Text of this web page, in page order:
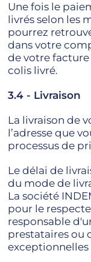
Une fois le
livrés selon les
pourrez
dans votre
de votre
colis livré.
3.4 - Livraison
La livraison de
l’adresse que
processus de
Le délai de
du mode de
La société
pour le
responsable
prestataires ou
exceptionnelles